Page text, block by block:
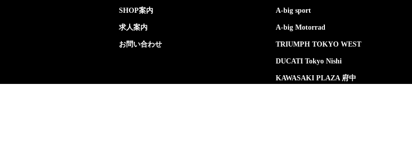
SHOP案内
求人案内
お問い合わせ
A-big sport
A-big Motorrad
TRIUMPH TOKYO WEST
DUCATI Tokyo Nishi
KAWASAKI PLAZA 府中